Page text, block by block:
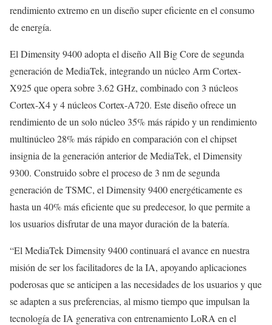
rendimiento extremo en un diseño super eficiente en el consumo
de energía.
El Dimensity 9400 adopta el diseño All Big Core de segunda
generación de MediaTek, integrando un núcleo Arm Cortex-
X925 que opera sobre 3.62 GHz, combinado con 3 núcleos
Cortex-X4 y 4 núcleos Cortex-A720. Este diseño ofrece un
rendimiento de un solo núcleo 35% más rápido y un rendimiento
multinúcleo 28% más rápido en comparación con el chipset
insignia de la generación anterior de MediaTek, el Dimensity
9300. Construido sobre el proceso de 3 nm de segunda
generación de TSMC, el Dimensity 9400 energéticamente es
hasta un 40% más eficiente que su predecesor, lo que permite a
los usuarios disfrutar de una mayor duración de la batería.
“El MediaTek Dimensity 9400 continuará el avance en nuestra
misión de ser los facilitadores de la IA, apoyando aplicaciones
poderosas que se anticipen a las necesidades de los usuarios y que
se adapten a sus preferencias, al mismo tiempo que impulsan la
tecnología de IA generativa con entrenamiento LoRA en el